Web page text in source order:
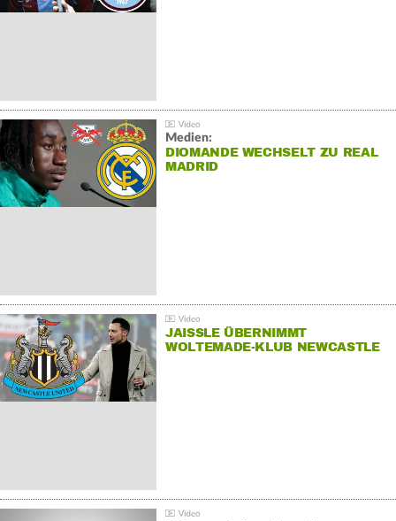
Medien:
DIOMANDE WECHSELT ZU REAL
MADRID
JAISSLE ÜBERNIMMT
WOLTEMADE-KLUB NEWCASTLE